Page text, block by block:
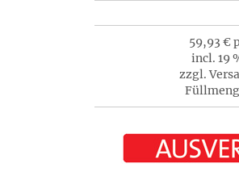
59,93 €
incl. 19
zzgl.